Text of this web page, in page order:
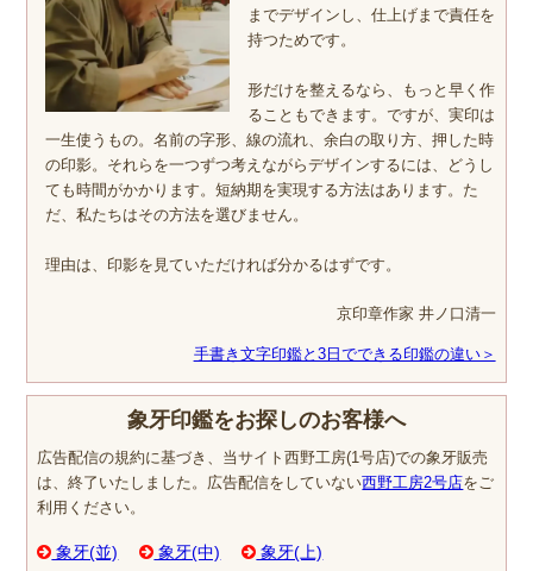
までデザインし、仕上げまで責任を
持つためです。
形だけを整えるなら、もっと早く作
ることもできます。ですが、実印は
一生使うもの。名前の字形、線の流れ、余白の取り方、押した時
の印影。それらを一つずつ考えながらデザインするには、どうし
ても時間がかかります。短納期を実現する方法はあります。た
だ、私たちはその方法を選びません。
理由は、印影を見ていただければ分かるはずです。
京印章作家 井ノ口清一
手書き文字印鑑と3日でできる印鑑の違い＞
象牙印鑑をお探しのお客様へ
広告配信の規約に基づき、当サイト西野工房(1号店)での象牙販売
は、終了いたしました。広告配信をしていない西野工房2号店をご
利用ください。
象牙(並) 象牙(中)
象牙(上)